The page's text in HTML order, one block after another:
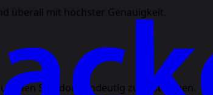
überall mit höchster Genauigkeit.
den Standort eindeutig zu bestimmen.